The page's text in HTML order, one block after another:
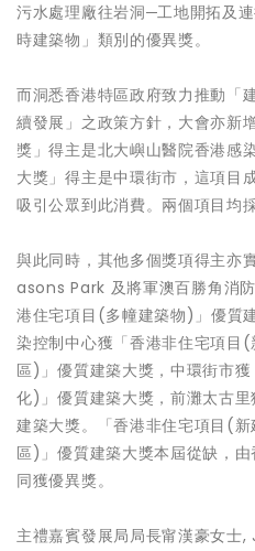
污水處理廠往岩洞─工地開拓及
時建築物」類別的優異獎。
而洞悉香港特區政府致力推動「
續發展」之政策方針，大會亦新
獎」得主是北大嶼山醫院香港感
大獎」得主是中環街市，這項目
吸引公眾到此消費。兩個項目均
與此同時，其他多個獎項得主
asons Park 及將軍澳百勝角消
港住宅項目(多幢建築物)」優質
染控制中心獲「香港非住宅項目
區)」優質建築大獎，中環街市
化)」優質建築大獎，前灘太古
建築大獎。「香港非住宅項目(
區)」優質建築大獎本屆從缺，
同獲優異獎。
主禮嘉賓發展局局長甯漢豪女士